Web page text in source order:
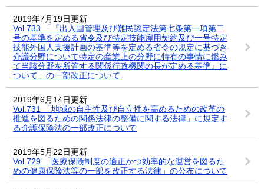
2019年7月19日更新
Vol.733 「『出入国管理及び難民認定法第七条第一項第二
号の基準を定める省令及び特定技能雇用契約及び一号特定
技能外国人支援計画の基準等を定める省令の規定に基づき
介護分野について特定の産業上の分野に特有の事情に鑑み
て当該分野を所管する関係行政機関の長が定める基準』に
ついて」の一部改正について
2019年6月14日更新
Vol.731 「地域の自主性及び自立性を高めるための改革の
推進を図るための関係法律の整備に関する法律」に規定す
る介護保険法の一部改正について
2019年5月22日更新
Vol.729 「医療保険制度の適正かつ効率的な運営を図るた
めの健康保険法等の一部を改正する法律」の公布について